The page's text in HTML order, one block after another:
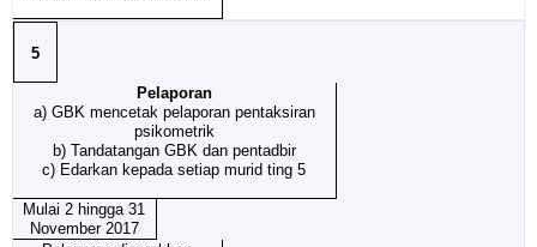
5
Pelaporan
a) GBK mencetak pelaporan pentaksiran
psikometrik
b) Tandatangan GBK dan pentadbir
c) Edarkan kepada setiap murid ting 5
Mulai 2 hingga 31
November 2017